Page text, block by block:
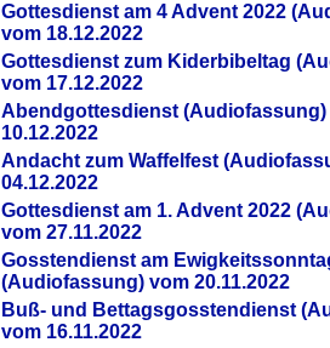
Gottesdienst am 4 Advent 2022
vom 18.12.2022
Gottesdienst zum Kiderbibeltag
vom 17.12.2022
Abendgottesdienst (Audiofassung)
10.12.2022
Andacht zum Waffelfest
04.12.2022
Gottesdienst am 1. Advent 2022
vom 27.11.2022
Gosstendienst am
(Audiofassung) vom 20.11.2022
Buß- und Bettagsgosstendienst
vom 16.11.2022